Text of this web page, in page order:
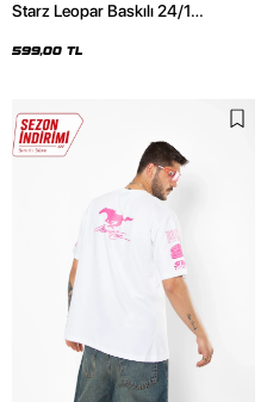
Starz Leopar Baskılı 24/1
599,00 TL